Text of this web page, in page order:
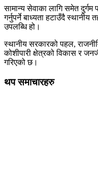
सामान्य सेवाका लागि समेत दुर्गम
गर्नुपर्ने बाध्यता हटाउँदै
उपलब्धि हो।
स्थानीय सरकारको पहल,
कोशीपारी क्षेत्रको विकास र
गरिएको छ।
थप समाचारहरु